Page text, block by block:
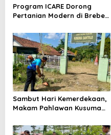
Program ICARE Dorong
Pertanian Modern di Brebes,
Tembus 10,2 Ton per Hektare
Sambut Hari Kemerdekaan,
Makam Pahlawan Kusuma
Dibersihkan